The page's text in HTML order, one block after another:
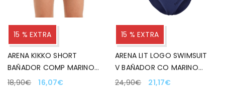
15 % EXTRA
ARENA KIKKO SHORT
BAÑADOR COMP MARINO
701 PARA NIÑOS
18,90€ 16,07€
15 % EXTRA
ARENA LIT LOGO SWIMSUIT
V BAÑADOR CO MARINO
/MULCOLOR PARA NIÑA
24,90€ 21,17€